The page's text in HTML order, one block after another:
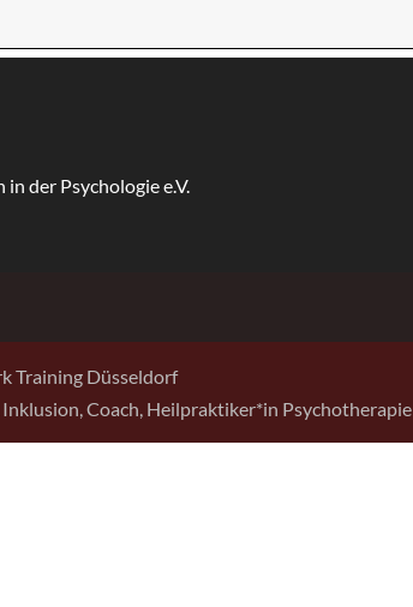
Training Düsseldorf
Coach, Heilpraktiker*in Psychotherapie